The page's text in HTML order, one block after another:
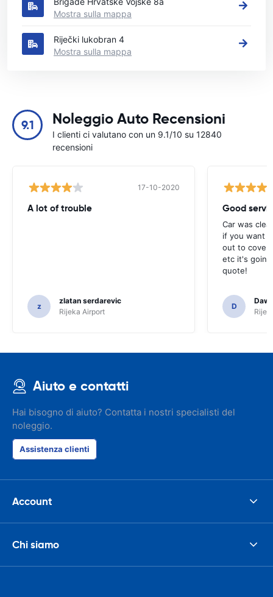
Mostra sulla mappa
Riječki lukobran 4
Mostra sulla mappa
9.1 Noleggio Auto Recensioni
I clienti ci valutano con un 9.1/10 su 12840
recensioni
17-10-2020
A lot of trouble
z
zlatan serdarevic
Rijeka Airport
Good
Car was
if you want
out to cover
etc it's
quote!
D
Aiuto e contatti
Hai bisogno di aiuto? Contatta i nostri specialisti del
noleggio.
Assistenza clienti
Account
Chi siamo